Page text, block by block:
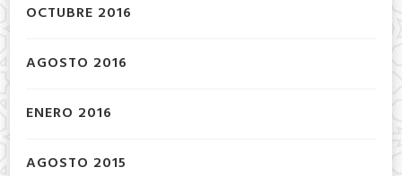
OCTUBRE 2016
AGOSTO 2016
ENERO 2016
AGOSTO 2015